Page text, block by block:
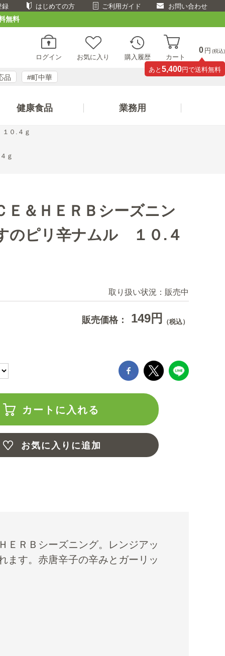
録 はじめての方 ご利用ガイド お問い合わせ
無料
ログイン お気に入り 購入履歴 カート
0 円 (税込)
あと 5,400円で送料無料
品 #町中華
健康食品 業務用
０.４ｇ
ｇ
Ｅ＆ＨＥＲＢシーズニン
ピリ辛ナムル １０.４
取り扱い状況： 販売中
販売価格： 149円 （税込）
カートに入れる
お気に入りに追加
ＥＲＢシーズニング。レンジアッ
ます。赤唐辛子の辛みとガーリッ